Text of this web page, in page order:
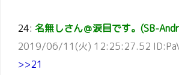
24: 名無しさん＠涙目です。(SB-
2019/06/11(火) 12:25:27.52
>>21